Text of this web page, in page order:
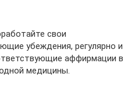
свои
убеждения, регулярно и
аффирмации в
медицины.